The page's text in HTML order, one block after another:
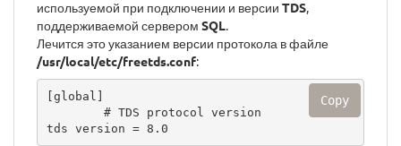
используемой при подключении и версии TDS,
поддерживаемой сервером SQL.
Лечится это указанием версии протокола в файле
/usr/local/etc/freetds.conf:
[global]
tds version = 8.0
Copy